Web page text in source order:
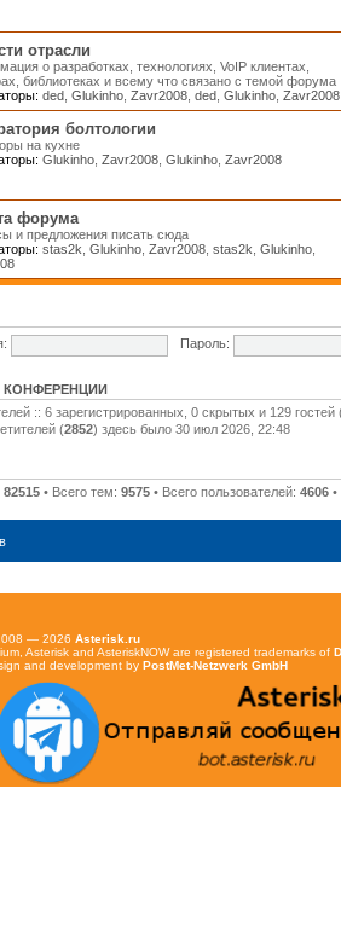
отрасли
о разработках, технологиях, VoIP клиентах,
библиотеках и всему что связано с темой форума
ded, Glukinho, Zavr2008, ded, Glukinho, Zavr2008
болтологии
на кухне
Glukinho, Zavr2008, Glukinho, Zavr2008
форума
и предложения писать сюда
stas2k Glukinho, Zavr2008, stas2k Glukinho,
Пароль:
КОНФЕРЕНЦИИ
:: 6 зарегистрированных, 0 скрытых и 129
(2852) здесь было 30 июл 2026, 22:48
82515• Всего тем: 9575• Всего пользователей: 4606•
— 2026 Asterisk.ru
Asterisk and AsteriskNOW are registered trademarks of
and development by PostMet-Netzwerk GmbH